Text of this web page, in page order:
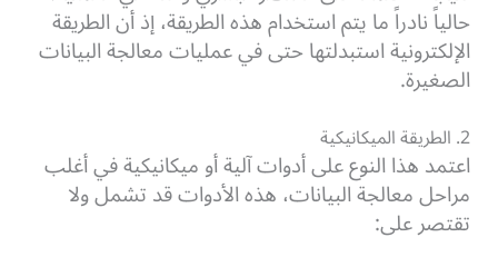
حالياً نادراً ما يتم استخدام هذه الطريقة، إذ أن الطريقة
الإلكترونية استبدلتها حتى في عمليات معالجة البيانات
الصغيرة.
2. الطريقة الميكانيكية
اعتمد هذا النوع على أدوات آلية أو ميكانيكية في أغلب
مراحل معالجة البيانات، هذه الأدوات قد تشمل ولا
تقتصر على: